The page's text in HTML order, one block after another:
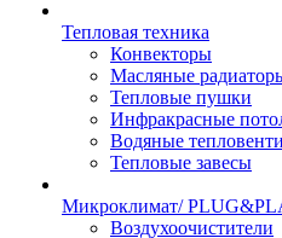
Тепловая техника
Конвекторы
Масляные
Тепловые пушки
Инфракрасные
Водяные
Тепловые завесы
Микроклимат/
Воздухоочистители